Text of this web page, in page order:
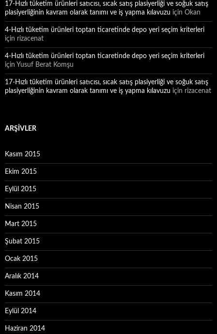
17-Hızlı tüketim ürünleri satıcısı, sıcak satış plasiyerliği ve soğuk satış
plasiyerliğinin kavram olarak tanımı ve iş yapma kılavuzu için Okan
4-Hızlı tüketim ürünleri toptan ticaretinde depo yeri seçim kriterleri
için rizacenat
4-Hızlı tüketim ürünleri toptan ticaretinde depo yeri seçim kriterleri
için Yusuf Berat Komşu
17-Hızlı tüketim ürünleri satıcısı, sıcak satış plasiyerliği ve soğuk satış
plasiyerliğinin kavram olarak tanımı ve iş yapma kılavuzu için rizacenat
ARŞIVLER
Kasım 2015
Ekim 2015
Eylül 2015
Nisan 2015
Mart 2015
Şubat 2015
Ocak 2015
Aralık 2014
Kasım 2014
Eylül 2014
Haziran 2014